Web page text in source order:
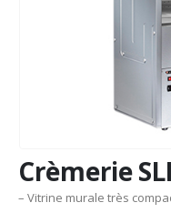
Crèmerie
– Vitrine murale très